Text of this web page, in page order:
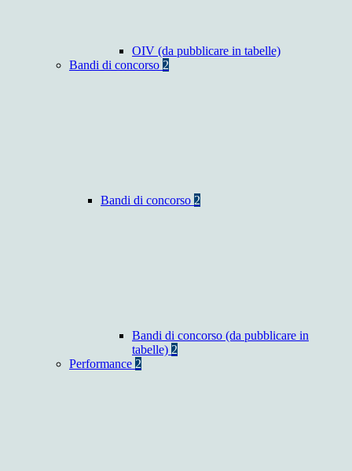
OIV (da pubblicare in tabelle)
Bandi di concorso 2
Bandi di concorso 2
Bandi di concorso (da pubblicare in
tabelle) 2
Performance 2